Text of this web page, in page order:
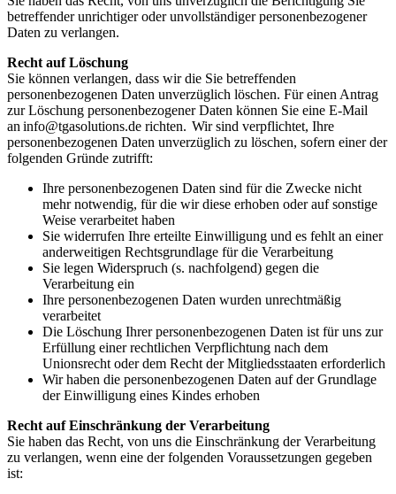
betreffender unrichtiger oder unvollständiger personenbezogener
Daten zu verlangen.
Recht auf Löschung
Sie können verlangen, dass wir die Sie betreffenden
personenbezogenen Daten unverzüglich löschen. Für einen Antrag
zur Löschung personenbezogener Daten können Sie eine E-Mail
an info@tgasolutions.de richten. Wir sind verpflichtet, Ihre
personenbezogenen Daten unverzüglich zu löschen, sofern einer der
folgenden Gründe zutrifft:
Ihre personenbezogenen Daten sind für die Zwecke nicht
mehr notwendig, für die wir diese erhoben oder auf sonstige
Weise verarbeitet haben
Sie widerrufen Ihre erteilte Einwilligung und es fehlt an einer
anderweitigen Rechtsgrundlage für die Verarbeitung
Sie legen Widerspruch (s. nachfolgend) gegen die
Verarbeitung ein
Ihre personenbezogenen Daten wurden unrechtmäßig
verarbeitet
Die Löschung Ihrer personenbezogenen Daten ist für uns zur
Erfüllung einer rechtlichen Verpflichtung nach dem
Unionsrecht oder dem Recht der Mitgliedsstaaten erforderlich
Wir haben die personenbezogenen Daten auf der Grundlage
der Einwilligung eines Kindes erhoben
Recht auf Einschränkung der Verarbeitung
Sie haben das Recht, von uns die Einschränkung der Verarbeitung
zu verlangen, wenn eine der folgenden Voraussetzungen gegeben
ist: